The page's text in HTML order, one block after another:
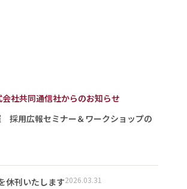
会社共同通信社からのお知らせ
採用広報セミナー＆ワークショップの
休刊いたします2026.03.31